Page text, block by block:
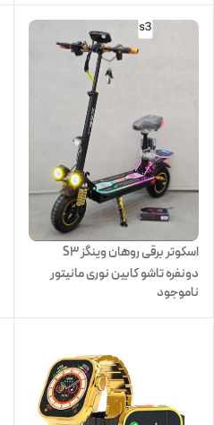
اسکوتر برقی روهان وینگز S3
دونفره تاشو کابین نوری مانیتور
بزرگ 2025
ناموجود